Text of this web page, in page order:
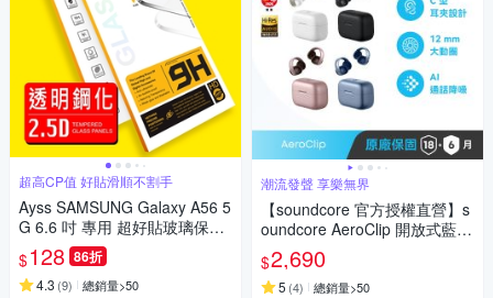
超高CP值 好貼滑順不割手
Ayss SAMSUNG Galaxy A56 5
G 6.6 吋 專用 超好貼玻璃保護
貼
$128 86折
4.3 (9) 總銷量>50
潮流發聲 享樂無界
【soundcore 官方授權直營】s
oundcore AeroClip 開放式藍牙
耳夾耳機
$2,690
5 (4) 總銷量>50